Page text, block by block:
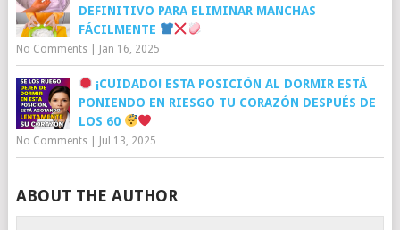
DEFINITIVO PARA ELIMINAR MANCHAS
FÁCILMENTE
No Comments| Jan 16, 2025
¡CUIDADO! ESTA POSICIÓN AL DORMIR ESTÁ
PONIENDO EN RIESGO TU CORAZÓN DESPUÉS DE
LOS 60
No Comments| Jul 13, 2025
ABOUT THE AUTHOR